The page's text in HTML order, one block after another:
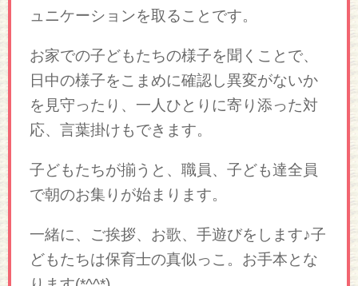
ュニケーションを取ることです。
お家での子どもたちの様子を聞くことで、
日中の様子をこまめに確認し異変がないか
を見守ったり、一人ひとりに寄り添った対
応、言葉掛けもできます。
子どもたちが揃うと、職員、子ども達全員
で朝のお集りが始まります。
一緒に、ご挨拶、お歌、手遊びをします♪子
どもたちは保育士の真似っこ。お手本とな